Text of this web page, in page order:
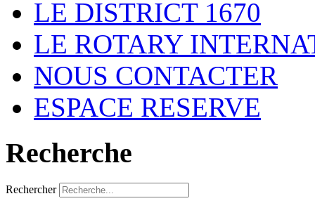
LE DISTRICT 1670
LE ROTARY
NOUS CONTACTER
ESPACE RESERVE
Recherche
Rechercher